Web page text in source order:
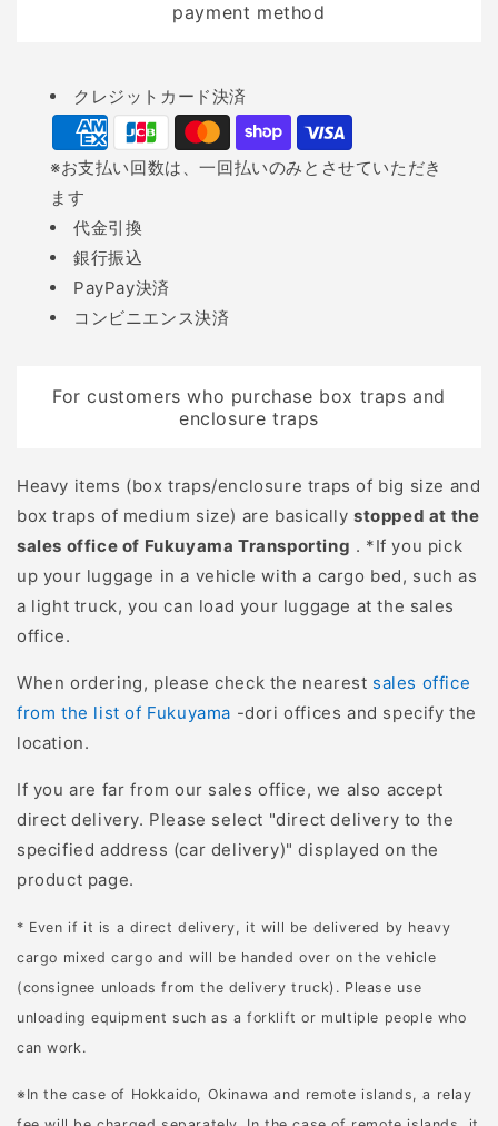
グマ対策 1侵入口の徹底
用 12季節ごとのアライグ
マ対策ポイント 1繁殖期
に注意すべきこと 2秋冬
シーズンのエサ行動対策
13アライグマ駆除の費用
と補助金...
payment method
methods
クレジットカード決済
※お支払い回数は、一回払いのみとさせていただき
ます
代金引換
銀行振込
PayPay決済
コンビニエンス決済
For customers who purchase box traps and
enclosure traps
Heavy items (box traps/enclosure traps of big size and
box traps of medium size) are basicallystopped at the
sales office of Fukuyama Transporting . *If you pick
up your luggage in a vehicle with a cargo bed, such as
a light truck, you can load your luggage at the sales
office.
When ordering, please check the nearest sales office
from the list of Fukuyama -dori offices and specify the
location.
If you are far from our sales office, we also accept
direct delivery. Please select "direct delivery to the
specified address (car delivery)" displayed on the
product page.
* Even if it is a direct delivery, it will be delivered by heavy
cargo mixed cargo and will be handed over on the vehicle
(consignee unloads from the delivery truck). Please use
unloading equipment such as a forklift or multiple people who
can work.
※In the case of Hokkaido, Okinawa and remote islands, a relay